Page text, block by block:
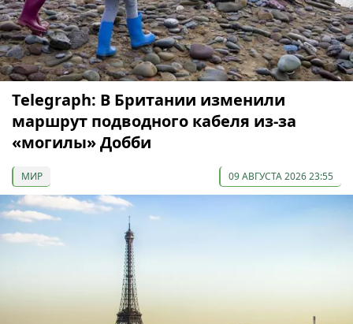
Telegraph: В Британии изменили
маршрут подводного кабеля из-за
«могилы» Добби
МИР 09 АВГУСТА 2026 23:55